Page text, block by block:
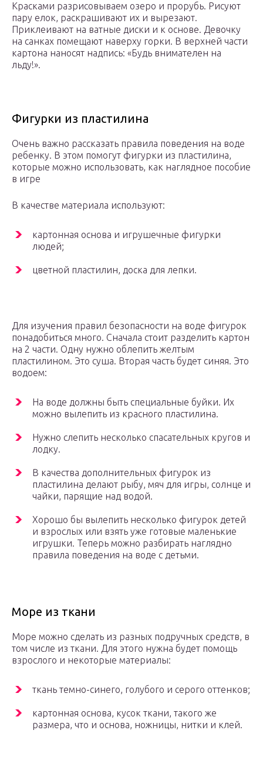
Красками разрисовываем озеро и прорубь. Рисуют
пару елок, раскрашивают их и вырезают.
Приклеивают на ватные диски и к основе. Девочку
на санках помещают наверху горки. В верхней части
картона наносят надпись: «Будь внимателен на
льду!».
Фигурки из пластилина
Очень важно рассказать правила поведения на воде
ребенку. В этом помогут фигурки из пластилина,
которые можно использовать, как наглядное пособие
в игре
В качестве материала используют:
картонная основа и игрушечные фигурки
людей;
цветной пластилин, доска для лепки.
Для изучения правил безопасности на воде фигурок
понадобиться много. Сначала стоит разделить картон
на 2 части. Одну нужно облепить желтым
пластилином. Это суша. Вторая часть будет синяя. Это
водоем:
На воде должны быть специальные буйки. Их
можно вылепить из красного пластилина.
Нужно слепить несколько спасательных кругов и
лодку.
В качества дополнительных фигурок из
пластилина делают рыбу, мяч для игры, солнце и
чайки, парящие над водой.
Хорошо бы вылепить несколько фигурок детей
и взрослых или взять уже готовые маленькие
игрушки. Теперь можно разбирать наглядно
правила поведения на воде с детьми.
Море из ткани
Море можно сделать из разных подручных средств, в
том числе из ткани. Для этого нужна будет помощь
взрослого и некоторые материалы:
ткань темно-синего, голубого и серого оттенков;
картонная основа, кусок ткани, такого же
размера, что и основа, ножницы, нитки и клей.